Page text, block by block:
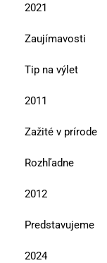
2021
Zaujímavosti
Tip na výlet
2011
Zažité v prírode
Rozhľadne
2012
Predstavujeme
2024